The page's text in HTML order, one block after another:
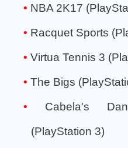
NBA 2K17
Racquet Sports
Virtua Tennis 3
The Bigs
Cabela's
(PlayStation 3)